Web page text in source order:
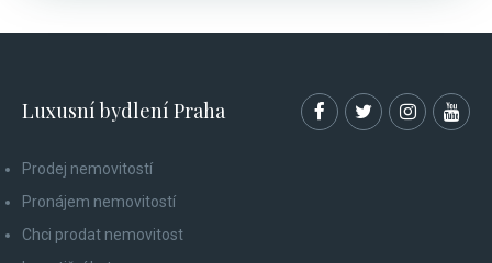
Luxusní bydlení Praha
Prodej nemovitostí
Pronájem nemovitostí
Chci prodat nemovitost